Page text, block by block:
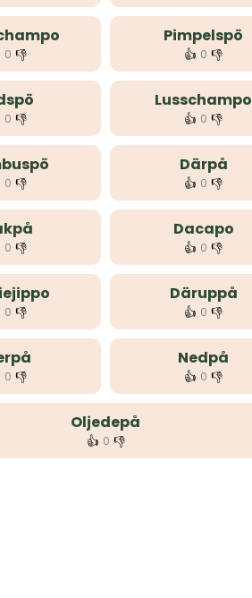
0 👎
Pimpelspö
👍 0 👎
0 👎
Lusschampo
👍 0 👎
0 👎
Därpå
👍 0 👎
0 👎
Dacapo
👍 0 👎
0 👎
Däruppå
👍 0 👎
0 👎
Nedpå
👍 0 👎
Oljedepå
👍 0 👎